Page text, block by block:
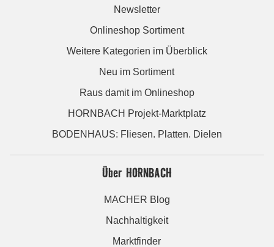
Newsletter
Onlineshop Sortiment
Weitere Kategorien im Überblick
Neu im Sortiment
Raus damit im Onlineshop
HORNBACH Projekt-Marktplatz
BODENHAUS: Fliesen. Platten. Dielen
Über HORNBACH
MACHER Blog
Nachhaltigkeit
Marktfinder